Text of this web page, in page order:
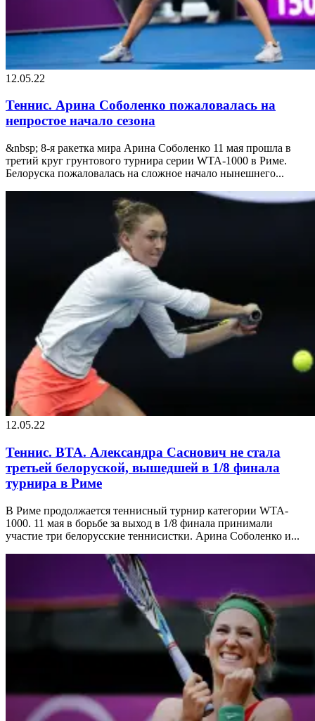
12.05.22
Теннис. Арина Соболенко пожаловалась на
непростое начало сезона
&nbsp; 8-я ракетка мира Арина Соболенко 11 мая прошла в
третий круг грунтового турнира серии WTA-1000 в Риме.
Белоруска пожаловалась на сложное начало нынешнего...
12.05.22
Теннис. ВТА. Александра Саснович не стала
третьей белоруской, вышедшей в 1/8 финала
турнира в Риме
В Риме продолжается теннисный турнир категории WTA-
1000. 11 мая в борьбе за выход в 1/8 финала принимали
участие три белорусские теннисистки. Арина Соболенко и...